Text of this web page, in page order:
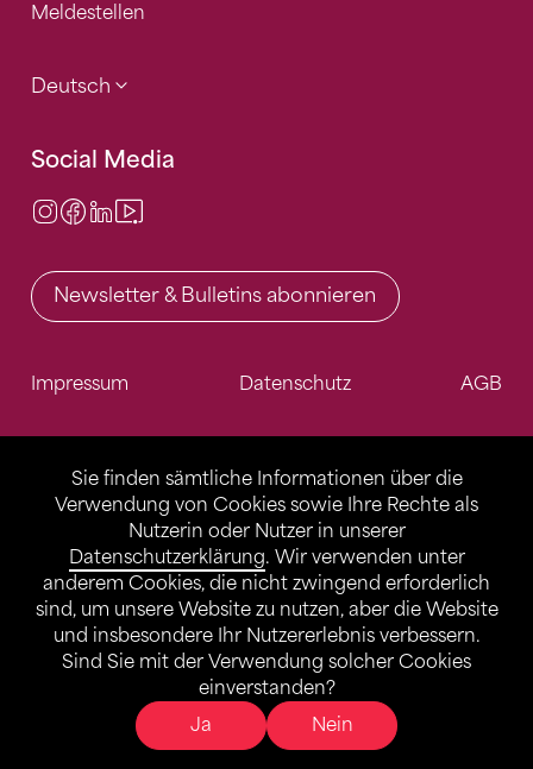
Sie finden sämtliche Informationen über die
Verwendung von Cookies sowie Ihre Rechte als
Nutzerin oder Nutzer in unserer
Datenschutzerklärung. Wir verwenden unter
anderem Cookies, die nicht zwingend erforderlich
sind, um unsere Website zu nutzen, aber die Website
und insbesondere Ihr Nutzererlebnis verbessern.
Sind Sie mit der Verwendung solcher Cookies
einverstanden?
Ja
Nein
Meldestellen
Deutsch
Social Media
Instagram
Facebook
LinkedIn
Newsletter & Bulletins abonnieren
Impressum Datenschutz AGB